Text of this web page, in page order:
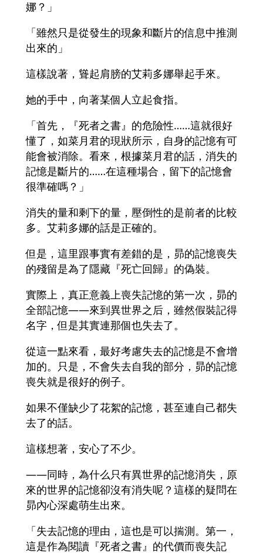
娜？」
「雖然只是從發生的現象和斷片的信息中推測
出來的」
這樣說著，聳起肩膀的艾莉多娜舉起手來。
她的手中，向著某個人立起食指。
「首先，『死者之書』的危險性……這就很好
懂了，如菜月君的現狀所示，自身的記憶有可
能會被消除。看來，根據菜月君的話，消失的
記憶是斷片的……在這種場合，留下的記憶會
很準確嗎？」
消失的量和剩下的量，壓倒性的是前者的比較
多。艾莉多娜的話是正確的。
但是，這里跟事實有差錯的是，昴的記憶喪失
的殘留是為了隱藏『死亡回歸』的偽裝。
實際上，真正意義上喪失記憶的第一次，昴的
全部記憶――來到異世界之后，雖然假裝記得
名字，但是其實連那個也失去了。
從這一點來看，最好考慮失去的記憶是不會增
加的。只是，不會失去自我的部分，昴的記憶
喪失就是很好的例子。
如果不僅缺少了花絮的記憶，甚至連自己都失
去了的話。
這樣想著，安心了不少。
――同時，為什么只有異世界的記憶消失，原
來的世界的記憶卻沒有消失呢？這樣的疑問在
昴內心深處萌生出來。
「失去記憶的理由，這也是可以揣測。第一，
這是作為閱讀『死者之書』的代價而喪失記